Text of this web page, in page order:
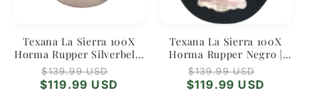
Texana La Sierra 100X
Horma Rupper Silverbelly
| Sombrero Vaquero Claro
de Lana
Precio
habitual
$139.99 USD
de
$119.99 USD
Texana La Sierra 100X
Horma Rupper Negro |
Sombrero Vaquero
Clásico
Precio
habitual
$139.99 USD
de
$119.99 USD